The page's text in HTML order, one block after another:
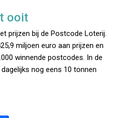
ooit
prijzen bij de Postcode Loterij.
miljoen euro aan prijzen en
winnende postcodes. In de
nog eens 10 tonnen